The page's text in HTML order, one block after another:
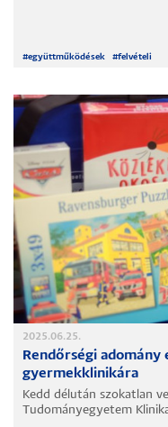
#együttműködések #felvételi
2025.06.25.
Rendőrségi
gyermekklinikára
Kedd délután szokatlan
Tudományegyetem